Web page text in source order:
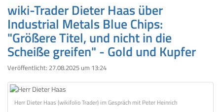
wiki-Trader Dieter Haas über
Industrial Metals Blue Chips:
"Größere Titel, und nicht in die
Scheiße greifen" - Gold und Kupfer
Veröffentlicht: 27.08.2025 um 13:24
Herr Dieter Haas (wikifolio Trader) im Gespräch mit Peter Heinrich